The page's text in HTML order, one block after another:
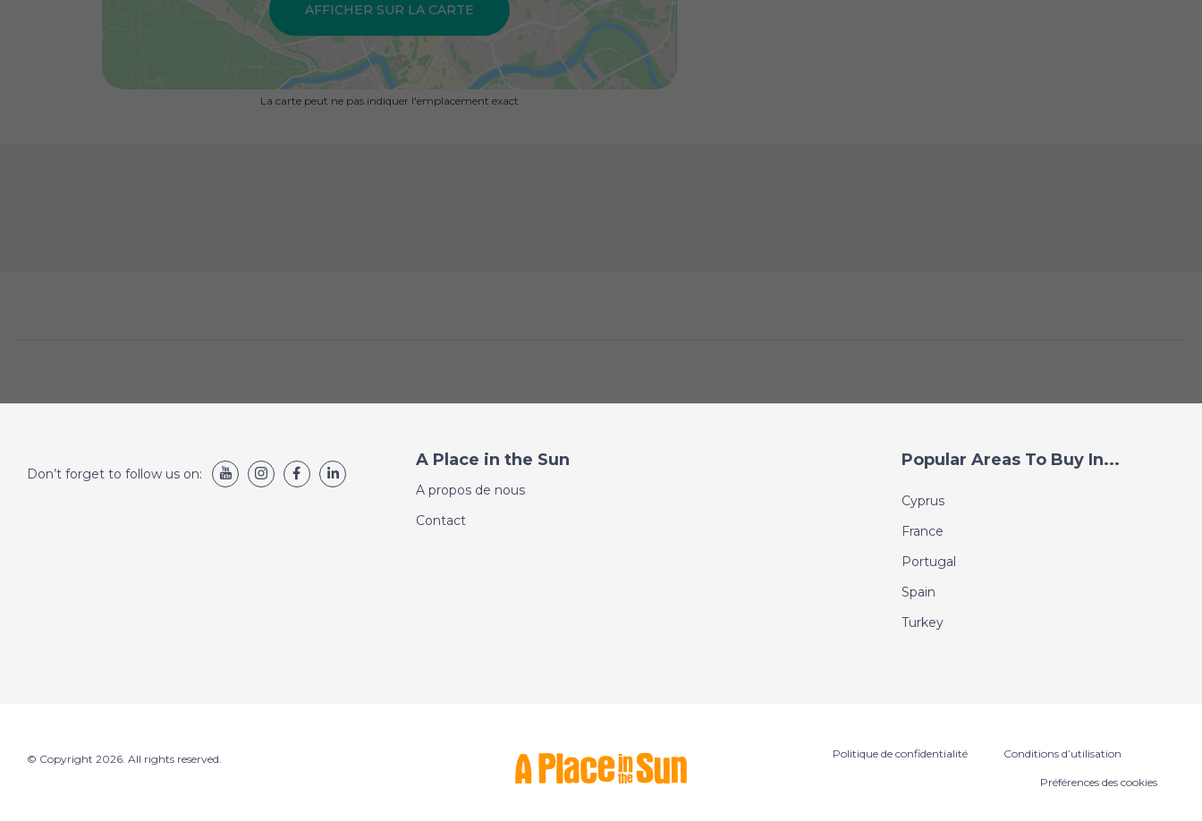
AFFICHER SUR LA CARTE
La carte peut ne pas indiquer l'emplacement exact
Don’t forget to follow us on:
A Place in the Sun
A propos de nous
Contact
Popular Areas To Buy In...
Cyprus
France
Portugal
Spain
Turkey
© Copyright 2026. All rights reserved. Politique de confidentialité Conditions d’utilisation
Préférences des cookies